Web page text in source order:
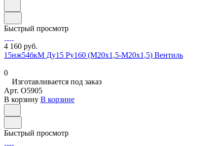
Быстрый просмотр
4 160 руб.
15нж54бкМ Ду15 Ру160 (М20х1,5-М20х1,5) Вентиль
0
Изготавливается под заказ
Арт. O5905
В корзину В корзине
Быстрый просмотр